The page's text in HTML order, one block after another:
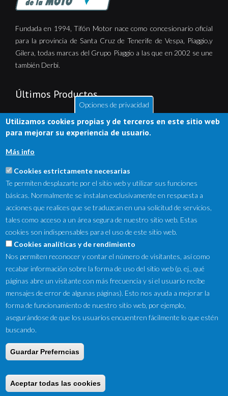
Fundada en 1994, Tifón Motor nace como concesionario oficial
para la provincia de Santa Cruz de Tenerife de Vespa, Piaggio,y
Gilera, todas marcas del Grupo Piaggio a las que en 2002 se une
también Derbi.
Últimos Productos
NewsLetter
Condiciones de venta
Opciones de privacidad
Utilizamos cookies propias y de terceros en este sitio web
para mejorar su experiencia de usuario.
Más info
Cookies estrictamente necesarias
Te permiten desplazarte por el sitio web y utilizar sus funciones
básicas. Normalmente se instalan exclusivamente en respuesta a
acciones que realices que se traduzcan en una solicitud de servicios,
tales como acceso a un área segura de nuestro sitio web. Estas
cookies son indispensables para el uso de este sitio web.
Cookies analíticas y de rendimiento
Nos permiten reconocer y contar el número de visitantes, así como
recabar información sobre la forma de uso del sitio web (p. ej., qué
páginas abre un visitante con más frecuencia y si el usuario recibe
mensajes de error de algunas páginas). Esto nos ayuda a mejorar la
forma de funcionamiento de nuestro sitio web, por ejemplo,
asegurándose de que los usuarios encuentren fácilmente lo que estén
buscando.
Guardar Preferncias
Aceptar todas las cookies